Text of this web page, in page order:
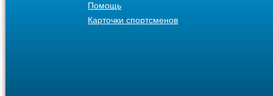
Помощь
Карточки спортсменов